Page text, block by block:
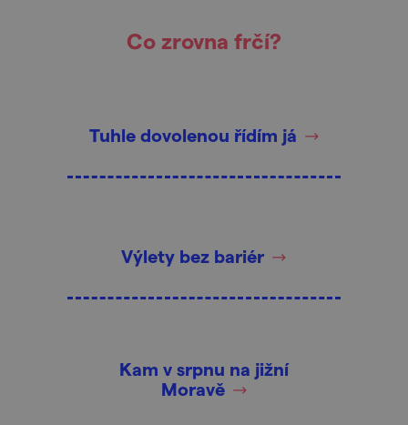
Co zrovna frčí?
Tuhle dovolenou řídím já
Výlety bez bariér
Kam v srpnu na jižní
Moravě